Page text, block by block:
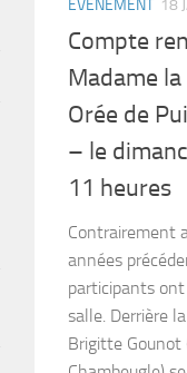
ÉVÉNEMENT 18
Compte
Madame
Orée de
– le
11 heures
Contrairement
années
participants
salle. Derrière
Brigitte Gounot